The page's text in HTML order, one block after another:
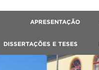
APRESENTAÇÃO
DISSERTAÇÕES E TESES